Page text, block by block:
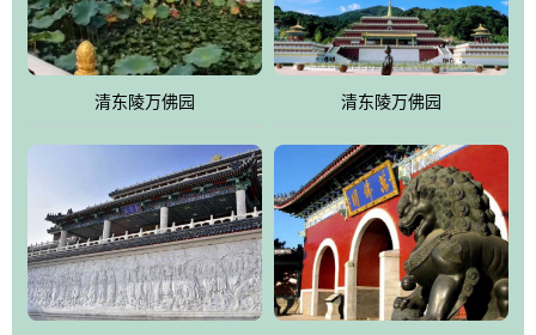
园手法相结合的默契操作，建成一处特色鲜明、服务周全、环境优
美、民族风格突出，与周边文物古迹交相呼应的极具吸引力的花园
式园林。
万佛园工程一期占地448亩，目前完成投资近12亿元人民币，园区采
用全仿古式建筑，寻求与世界文化遗产地清东陵的和谐统一，在园
区建设中寻求陵园建设与景区建设的有机融合，充分发挥独一无二
的地形优势，打造现代艺术园林，建设旅游景观、寺庙、酒店等综
合服务设施，服务于陵园经营，使企业的多元化经营项目相互依
托、相互促进，园区绿化覆盖率达90%。
设计建造各种墓地墓位3万个；主体建筑金宝塔，墓位容量8万个，
清东陵万佛园 清东陵万佛园